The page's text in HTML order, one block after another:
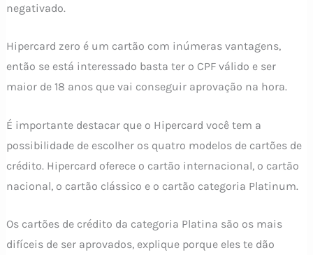
negativado.
Hipercard zero é um cartão com inúmeras vantagens,
então se está interessado basta ter o CPF válido e ser
maior de 18 anos que vai conseguir aprovação na hora.
É importante destacar que o Hipercard você tem a
possibilidade de escolher os quatro modelos de cartões de
crédito. Hipercard oferece o cartão internacional, o cartão
nacional, o cartão clássico e o cartão categoria Platinum.
Os cartões de crédito da categoria Platina são os mais
difíceis de ser aprovados, explique porque eles te dão